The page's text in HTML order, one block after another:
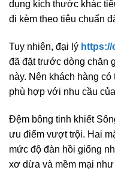
dụng kích thước khác
đi kèm theo tiêu chuẩn
Tuy nhiên, đại lý
đã đặt trước dòng chăn
này. Nên khách hàng
phù hợp với nhu cầu
Đệm bông tinh khiết
ưu điểm vượt trội. Hai
mức độ đàn hồi giống
xơ dừa và mềm mại như